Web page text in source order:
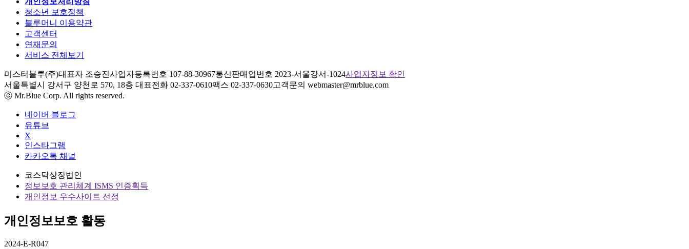
청소년 보호정책
블루머니 이용약관
고객센터
연재문의
서비스 전체보기
미스터블루(주)대표자 조승진사업자등록번호 107-88-30967통신판매업번호 2023-서울강서-1024사업자정보 확인
서울특별시 강서구 양천로 570, 18층 대표전화 02-337-0610팩스 02-337-0630고객문의 webmaster@mrblue.com
ⓒ Mr.Blue Corp. All rights reserved.
네이버 블로그
유튜브
X
인스타그램
카카오톡 채널
코스닥상장법인
정보보호 관리체계 ISMS 인증획득
개인정보 우수사이트 선정
개인정보보호 활동
2024-E-R047